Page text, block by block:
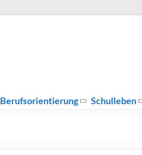
Berufsorientierung Schulleben